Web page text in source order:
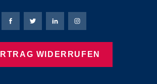
Bierbaum-Proenen Facebook-Seite
Bierbaum-Proenen Twitter Seite
Bierbaum-Proenen LinkedIn
Bierbaum-Proenen
WIDERRUFEN